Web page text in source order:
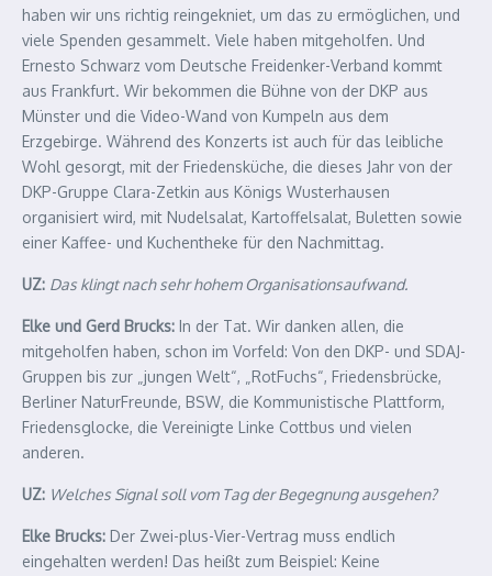
haben wir uns richtig reingekniet, um das zu ermöglichen, und
viele Spenden gesammelt. Viele haben mitgeholfen. Und
Ernesto Schwarz vom Deutsche Freidenker-Verband kommt
aus Frankfurt. Wir bekommen die Bühne von der DKP aus
Münster und die Video-Wand von Kumpeln aus dem
Erzgebirge. Während des Konzerts ist auch für das leibliche
Wohl gesorgt, mit der Friedensküche, die dieses Jahr von der
DKP-Gruppe Clara-Zetkin aus Königs Wusterhausen
organisiert wird, mit Nudelsalat, Kartoffelsalat, Buletten sowie
einer Kaffee- und Kuchentheke für den Nachmittag.
UZ: Das klingt nach sehr hohem Organisationsaufwand.
Elke und Gerd Brucks: In der Tat. Wir danken allen, die
mitgeholfen haben, schon im Vorfeld: Von den DKP- und SDAJ-
Gruppen bis zur „jungen Welt“, „RotFuchs“, Friedensbrücke,
Berliner NaturFreunde, BSW, die Kommunistische Plattform,
Friedensglocke, die Vereinigte Linke Cottbus und vielen
anderen.
UZ: Welches Signal soll vom Tag der Begegnung ausgehen?
Elke Brucks: Der Zwei-plus-Vier-Vertrag muss endlich
eingehalten werden! Das heißt zum Beispiel: Keine